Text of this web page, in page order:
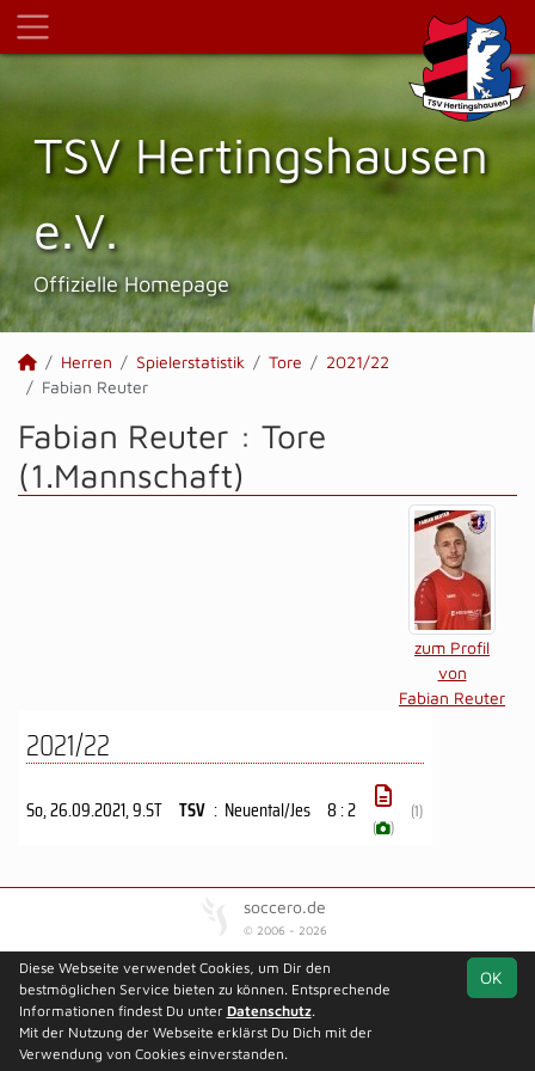
TSV Hertings­hausen
e.V.
Offizielle Homepage
Herren Spielerstatistik Tore
2021/22
Fabian Reuter
Fabian Reuter : Tore
(1.Mannschaft)
zum Profil
von
Fabian Reuter
2021/22
So, 26.09.2021, 9.ST TSV : Neuental/Jes 8 : 2
( )
(1)
soccero.de
© 2006 - 2026
Kontakt Impressum Datenschutz
OK
Diese Webseite verwendet Cookies, um Dir den
bestmöglichen Service bieten zu können. Entsprechende
Informationen findest Du unter Datenschutz.
Mit der Nutzung der Webseite erklärst Du Dich mit der
Verwendung von Cookies einverstanden.